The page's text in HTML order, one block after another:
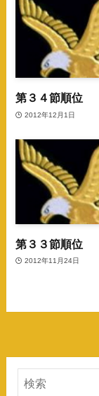
第３４節順位
2012年12月1日
第３３節順位
2012年11月24日